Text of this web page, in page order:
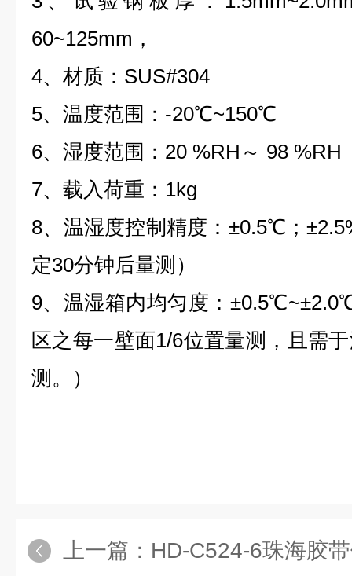
60~125mm，
4、材质：SUS#304
5、温度范围：-20℃~150℃
6、湿度范围：20 %RH～ 98 %RH
7、载入荷重：1kg
8、温湿度控制精度：±0.5℃；
定30分钟后量测）
9、温湿箱内均匀度：
区之每一壁面1/6位置量测，且需
测。）
上一篇： HD-C524-6珠海胶